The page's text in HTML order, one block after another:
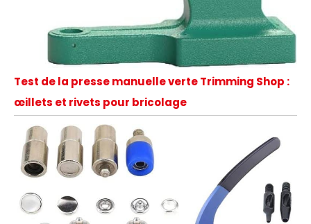
Test de la presse manuelle verte Trimming Shop :
œillets et rivets pour bricolage